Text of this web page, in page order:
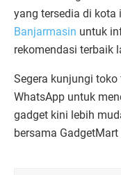
yang tersedia di kota
Banjarmasin untuk
rekomendasi terbaik
Segera kunjungi
WhatsApp untuk
gadget kini lebih
bersama